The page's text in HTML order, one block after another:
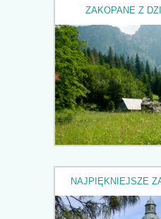
ZAKOPANE Z
NAJPIĘKNIEJSZE